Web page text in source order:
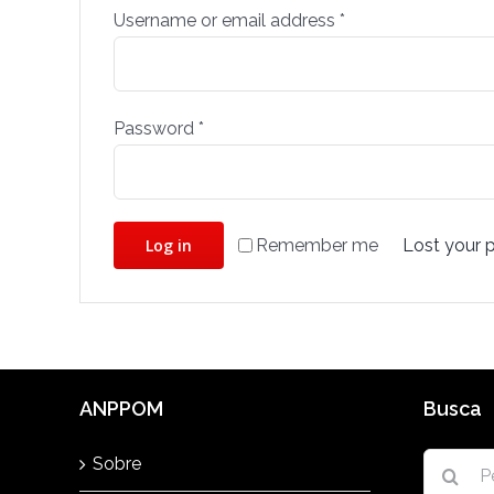
Username or email address *
Password *
Remember me
Log in Lost your
ANPPOM
Sobre
Busca